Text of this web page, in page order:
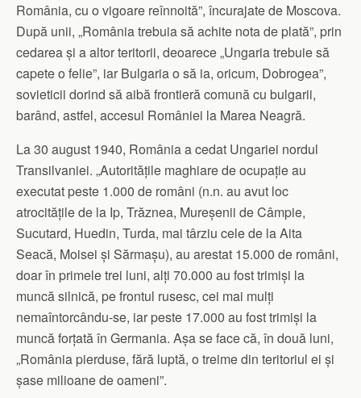
România, cu o vigoare reînnoită”, încurajate de Moscova.
După unii, „România trebuia să achite nota de plată”, prin
cedarea și a altor teritorii, deoarece „Ungaria trebuie să
capete o felie”, iar Bulgaria o să ia, oricum, Dobrogea”,
sovieticii dorind să aibă frontieră comună cu bulgarii,
barând, astfel, accesul României la Marea Neagră.
La 30 august 1940, România a cedat Ungariei nordul
Transilvaniei. „Autoritățile maghiare de ocupație au
executat peste 1.000 de români (n.n. au avut loc
atrocitățile de la Ip, Trăznea, Mureșenii de Câmpie,
Sucutard, Huedin, Turda, mai târziu cele de la Aita
Seacă, Moisei și Sărmașu), au arestat 15.000 de români,
doar în primele trei luni, alți 70.000 au fost trimiși la
muncă silnică, pe frontul rusesc, cei mai mulți
nemaîntorcându-se, iar peste 17.000 au fost trimiși la
muncă forțată în Germania. Așa se face că, în două luni,
„România pierduse, fără luptă, o treime din teritoriul ei și
șase milioane de oameni”.